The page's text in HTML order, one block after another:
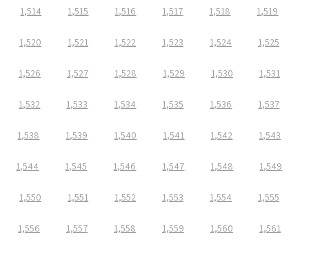
1,514 1,515 1,516 1,517 1,518 1,519
1,520 1,521 1,522 1,523 1,524 1,525
1,526 1,527 1,528 1,529 1,530 1,531
1,532 1,533 1,534 1,535 1,536 1,537
1,538 1,539 1,540 1,541 1,542 1,543
1,544 1,545 1,546 1,547 1,548 1,549
1,550 1,551 1,552 1,553 1,554 1,555
1,556 1,557 1,558 1,559 1,560 1,561